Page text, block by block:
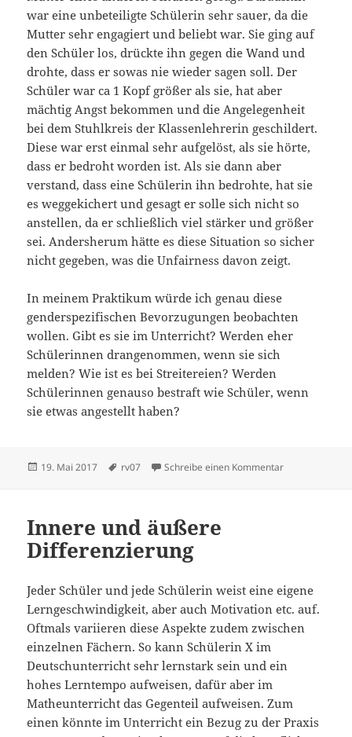
war eine unbeteiligte Schülerin sehr sauer, da die
Mutter sehr engagiert und beliebt war. Sie ging auf
den Schüler los, drückte ihn gegen die Wand und
drohte, dass er sowas nie wieder sagen soll. Der
Schüler war ca 1 Kopf größer als sie, hat aber
mächtig Angst bekommen und die Angelegenheit
bei dem Stuhlkreis der Klassenlehrerin geschildert.
Diese war erst einmal sehr aufgelöst, als sie hörte,
dass er bedroht worden ist. Als sie dann aber
verstand, dass eine Schülerin ihn bedrohte, hat sie
es weggekichert und gesagt er solle sich nicht so
anstellen, da er schließlich viel stärker und größer
sei. Andersherum hätte es diese Situation so sicher
nicht gegeben, was die Unfairness davon zeigt.
In meinem Praktikum würde ich genau diese
genderspezifischen Bevorzugungen beobachten
wollen. Gibt es sie im Unterricht? Werden eher
Schülerinnen drangenommen, wenn sie sich
melden? Wie ist es bei Streitereien? Werden
Schülerinnen genauso bestraft wie Schüler, wenn
sie etwas angestellt haben?
Veröffentlicht
19. Mai 2017 Schlagwörter
rv07 Schreibe einen Kommentarzu Vorlesung 7
Innere und äußere
Differenzierung
Jeder Schüler und jede Schülerin weist eine eigene
Lerngeschwindigkeit, aber auch Motivation etc. auf.
Oftmals variieren diese Aspekte zudem zwischen
einzelnen Fächern. So kann Schülerin X im
Deutschunterricht sehr lernstark sein und ein
hohes Lerntempo aufweisen, dafür aber im
Matheunterricht das Gegenteil aufweisen. Zum
einen könnte im Unterricht ein Bezug zu der Praxis